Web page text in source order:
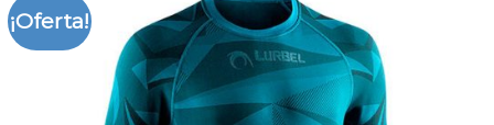
¡Oferta!